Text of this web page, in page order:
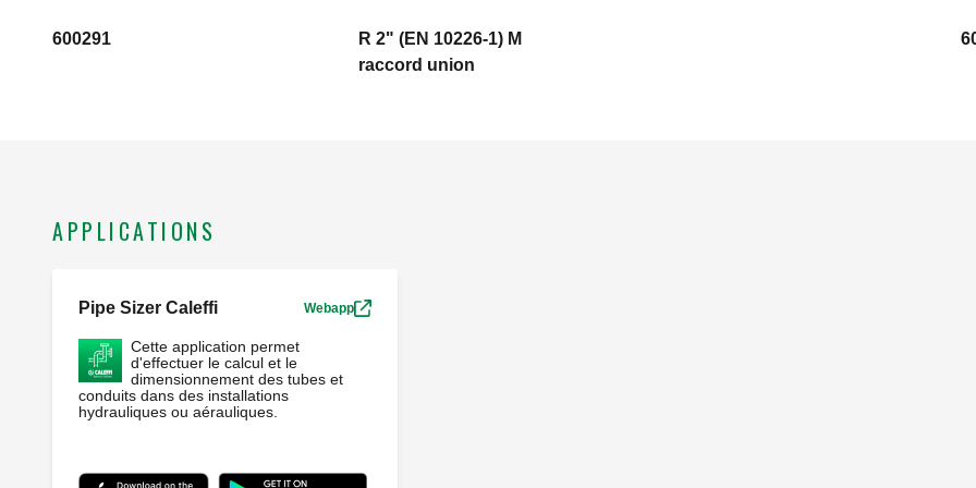
600291
R 2" (EN 10226-1) M
raccord union
APPLICATIONS
Pipe Sizer Caleffi Webapp
Cette application permet
d'effectuer le calcul et le
dimensionnement des tubes et
conduits dans des installations
hydrauliques ou aérauliques.